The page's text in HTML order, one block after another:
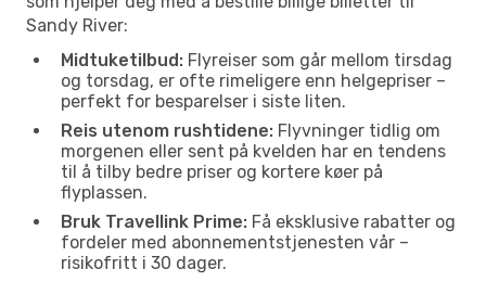
Sandy River:
Midtuketilbud: Flyreiser som går mellom tirsdag
og torsdag, er ofte rimeligere enn helgepriser –
perfekt for besparelser i siste liten.
Reis utenom rushtidene: Flyvninger tidlig om
morgenen eller sent på kvelden har en tendens
til å tilby bedre priser og kortere køer på
flyplassen.
Bruk Travellink Prime: Få eksklusive rabatter og
fordeler med abonnementstjenesten vår –
risikofritt i 30 dager.